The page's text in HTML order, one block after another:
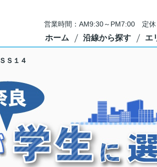
営業時間：AM9:30～PM7:00 定休
ホーム 沿線から探す エ
ＳＳ１４